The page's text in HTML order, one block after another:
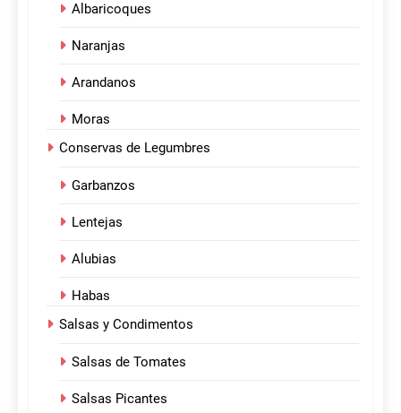
Albaricoques
Naranjas
Arandanos
Moras
Conservas de Legumbres
Garbanzos
Lentejas
Alubias
Habas
Salsas y Condimentos
Salsas de Tomates
Salsas Picantes